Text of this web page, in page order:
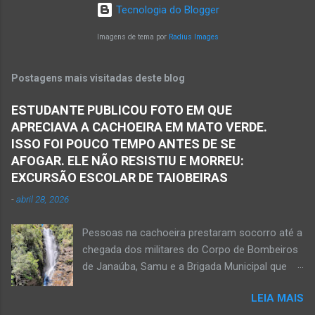
em torno de dez quilômetros da cidade de
Norte de Minas. Ainda segundo a polícia, o
houve a batida entre dois veículos em trecho
da rodovia entre os municípios de Monte Azul e
ficaram presas nas ferragens. Equipes do
Pelotão do Corpo de Bombeiros Militar de
Janaúba seguiram para o local. Uma mulher
morreu e a outra vítima ficou gravemente
ferida e foi levada pelos socorristas do Samu
para o hospital na cidade de Monte Azul. Essa
do Suporte Aéreo Avançado de Vida (SAAV)
para unidade hospi...
Tecnologia do Blogger
Imagens de tema por Radius Images
Postagens mais visitadas deste blog
ESTUDANTE PUBLICOU FOTO EM QUE
APRECIAVA A CACHOEIRA EM MATO VERDE.
ISSO FOI POUCO TEMPO ANTES DE SE
AFOGAR. ELE NÃO RESISTIU E MORREU:
EXCURSÃO ESCOLAR DE TAIOBEIRAS
-abril 28, 2026
Pessoas na cachoeira prestaram socorro até a
chegada dos militares do Corpo de Bombeiros
de Janaúba, Samu e a Brigada Municipal que
resistiu e foi a óbito Foto álbum pessoal Kauan
LEIA MAIS